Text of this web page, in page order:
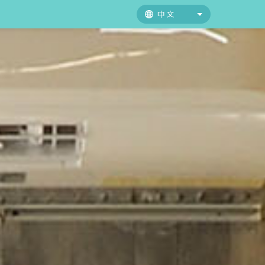
中文
中文
日本語